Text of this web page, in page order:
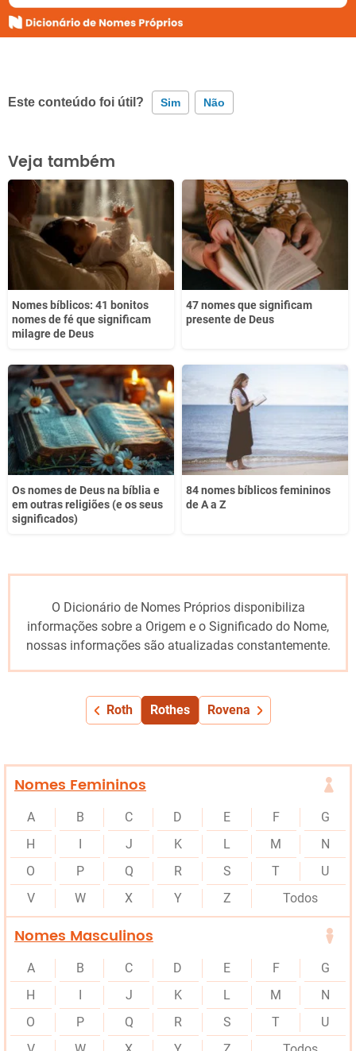
Este conteúdo foi útil? Sim Não
Este conteúdo contém informação incorreta
Este conteúdo não tem a informação que procuro
Outro
Veja também
Nomes bíblicos: 41 bonitos
nomes de fé que significam
milagre de Deus
47 nomes que significam
presente de Deus
Os nomes de Deus na bíblia e
em outras religiões (e os seus
significados)
84 nomes bíblicos femininos
de A a Z
O Dicionário de Nomes Próprios disponibiliza
informações sobre a Origem e o Significado do Nome,
nossas informações são atualizadas constantemente.
Roth Rothes Rovena
Nomes Femininos
A B C D E F
G
H
J K L M
N
O
P Q R S T
U
V
W X Y Z Todos
Nomes Masculinos
A B C D E F
G
H
J K L M
N
O
P Q R S T
U